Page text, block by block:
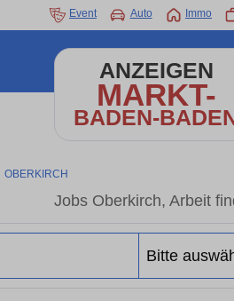
Event Auto Immo
ANZEIGEN
MARKT-
BADEN-
OBERKIRCH
Jobs Oberkirch, Arbeit